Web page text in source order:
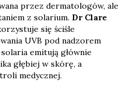
przez dermatologów, ale
z solarium. Dr Clare
się ściśle
UVB pod nadzorem
emitują głównie
głębiej w skórę, a
medycznej.